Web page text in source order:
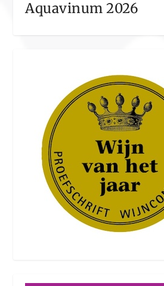
Aquavinum 2026